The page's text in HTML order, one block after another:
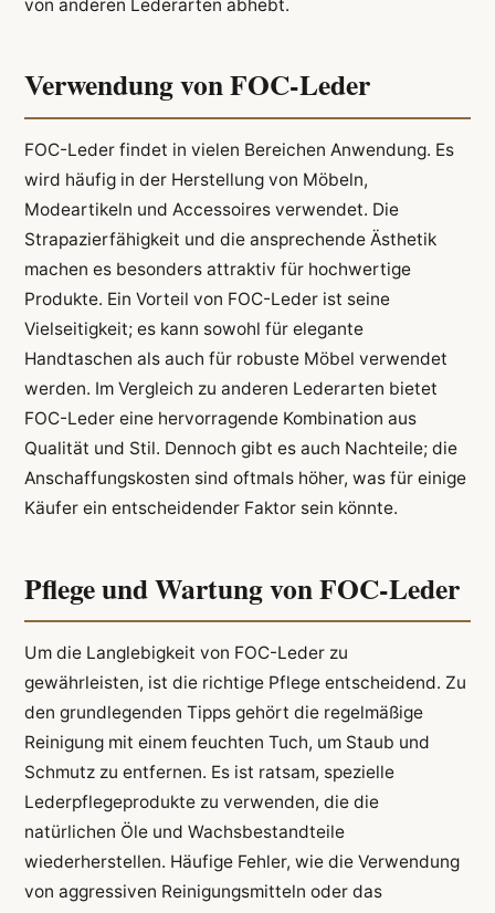
von anderen Lederarten abhebt.
Verwendung von FOC-Leder
FOC-Leder findet in vielen Bereichen Anwendung. Es
wird häufig in der Herstellung von Möbeln,
Modeartikeln und Accessoires verwendet. Die
Strapazierfähigkeit und die ansprechende Ästhetik
machen es besonders attraktiv für hochwertige
Produkte. Ein Vorteil von FOC-Leder ist seine
Vielseitigkeit; es kann sowohl für elegante
Handtaschen als auch für robuste Möbel verwendet
werden. Im Vergleich zu anderen Lederarten bietet
FOC-Leder eine hervorragende Kombination aus
Qualität und Stil. Dennoch gibt es auch Nachteile; die
Anschaffungskosten sind oftmals höher, was für einige
Käufer ein entscheidender Faktor sein könnte.
Pflege und Wartung von FOC-Leder
Um die Langlebigkeit von FOC-Leder zu
gewährleisten, ist die richtige Pflege entscheidend. Zu
den grundlegenden Tipps gehört die regelmäßige
Reinigung mit einem feuchten Tuch, um Staub und
Schmutz zu entfernen. Es ist ratsam, spezielle
Lederpflegeprodukte zu verwenden, die die
natürlichen Öle und Wachsbestandteile
wiederherstellen. Häufige Fehler, wie die Verwendung
von aggressiven Reinigungsmitteln oder das